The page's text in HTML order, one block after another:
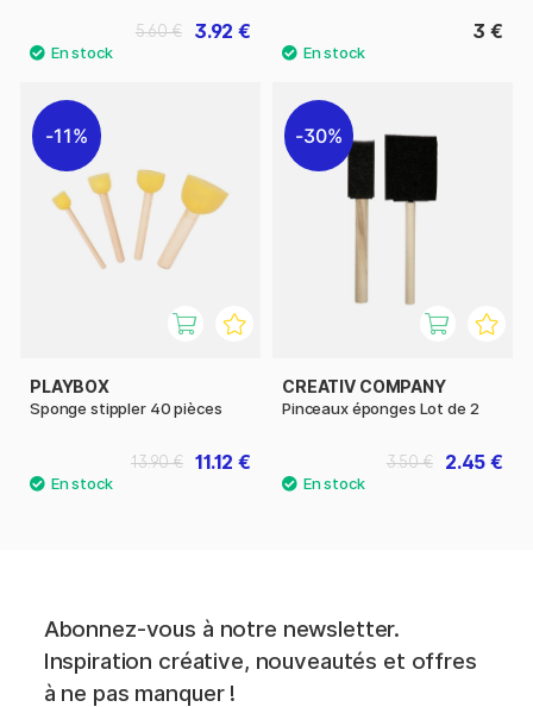
3.92 €
5.60 € 3 €
11%
PLAYBOX
Sponge stippler 40 pièces
11.12 €
13.90 €
30%
CREATIV COMPANY
Pinceaux éponges Lot de 2
2.45 €
3.50 €
Abonnez-vous à notre newsletter.
Inspiration créative, nouveautés et offres
à ne pas manquer !